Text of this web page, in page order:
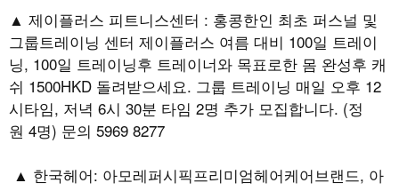
▲ 제이플러스 피트니스센터 : 홍콩한인 최초 퍼스널 및
그룹트레이닝 센터 제이플러스 여름 대비 100일 트레이
닝, 100일 트레이닝후 트레이너와 목표로한 몸 완성후 캐
쉬 1500HKD 돌려받으세요. 그룹 트레이닝 매일 오후 12
시타임, 저녁 6시 30분 타임 2명 추가 모집합니다. (정
원 4명) 문의 5969 8277
▲ 한국헤어: 아모레퍼시픽프리미엄헤어케어브랜드, 아